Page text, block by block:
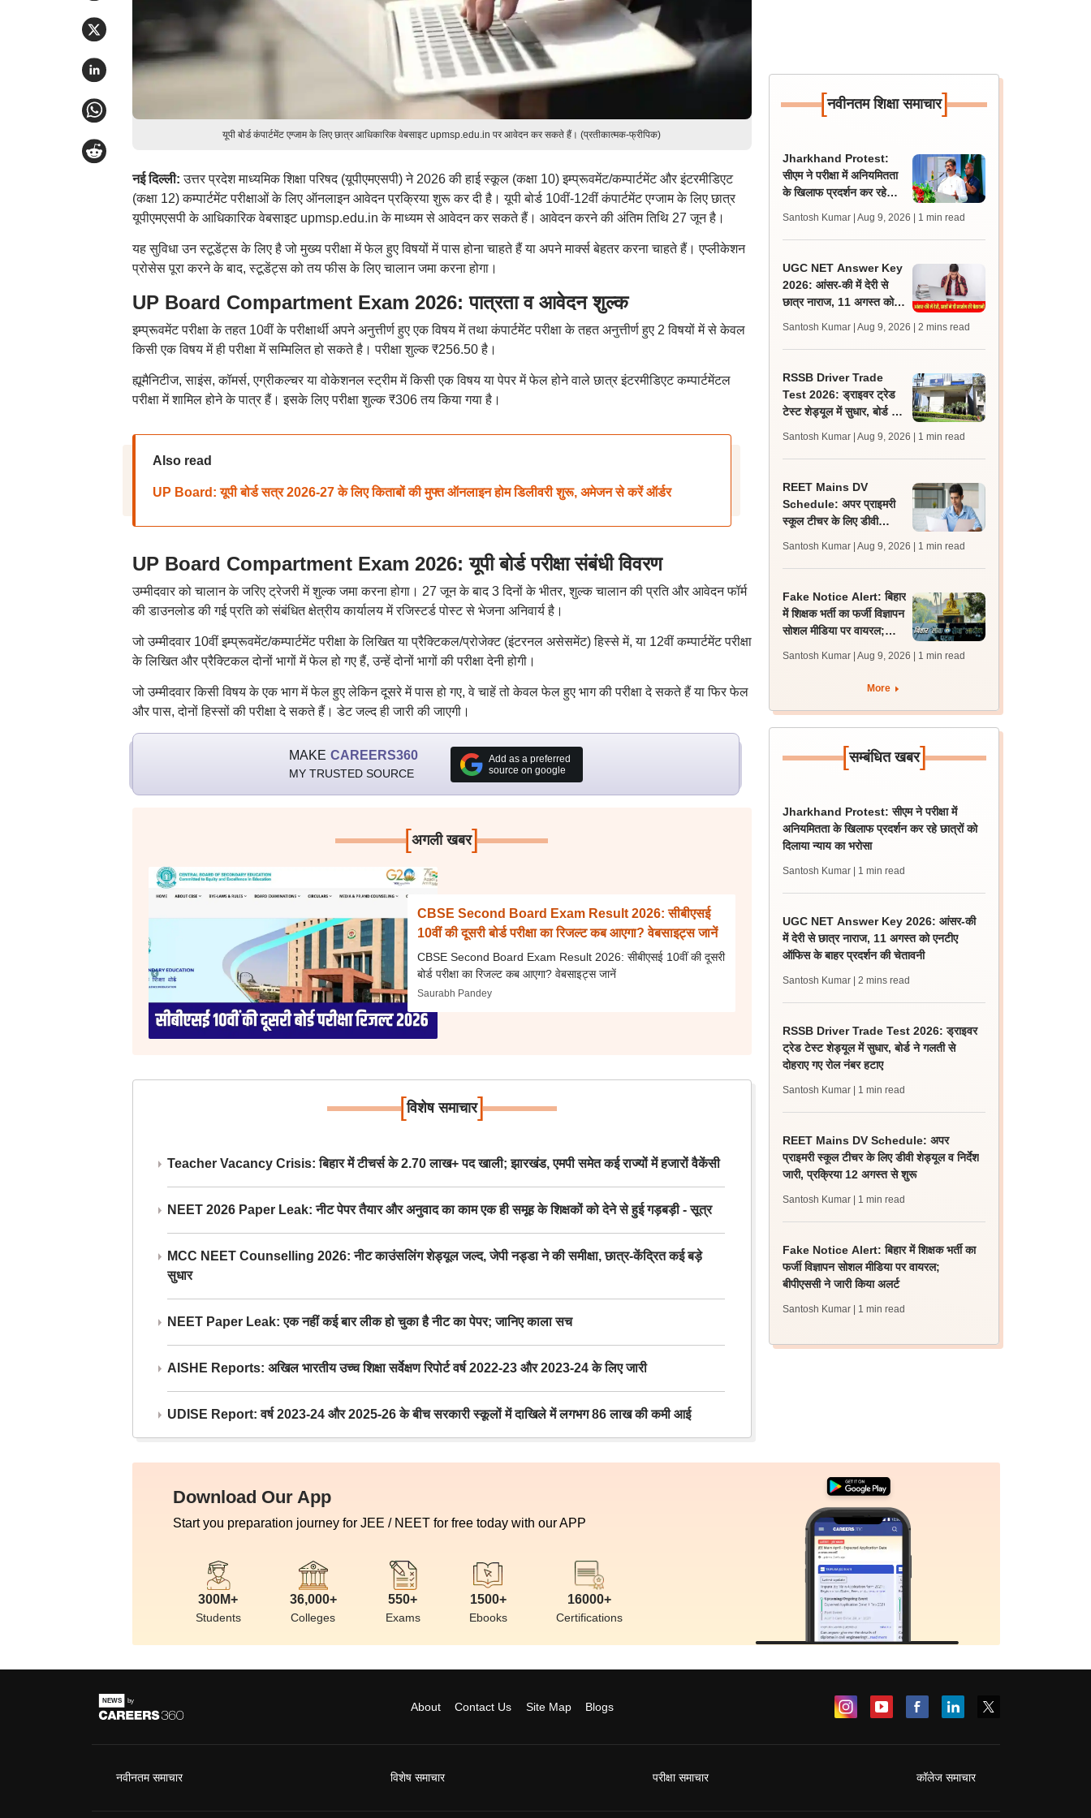
यूपी बोर्ड कंपार्टमेंट एग्जाम के लिए छात्र आधिकारिक वेबसाइट upmsp.edu.in पर आवेदन कर सकते हैं। (प्रतीकात्मक-फ्रीपिक)
नई दिल्ली: उत्तर प्रदेश माध्यमिक शिक्षा परिषद (यूपीएमएसपी) ने 2026 की हाई स्कूल (कक्षा 10) इम्प्रूवमेंट/कम्पार्टमेंट और इंटरमीडिएट
(कक्षा 12) कम्पार्टमेंट परीक्षाओं के लिए ऑनलाइन आवेदन प्रक्रिया शुरू कर दी है। यूपी बोर्ड 10वीं-12वीं कंपार्टमेंट एग्जाम के लिए छात्र
यूपीएमएसपी के आधिकारिक वेबसाइट upmsp.edu.in के माध्यम से आवेदन कर सकते हैं। आवेदन करने की अंतिम तिथि 27 जून है।
यह सुविधा उन स्टूडेंट्स के लिए है जो मुख्य परीक्षा में फेल हुए विषयों में पास होना चाहते हैं या अपने मार्क्स बेहतर करना चाहते हैं। एप्लीकेशन
प्रोसेस पूरा करने के बाद, स्टूडेंट्स को तय फीस के लिए चालान जमा करना होगा।
UP Board Compartment Exam 2026: पात्रता व आवेदन शुल्क
इम्प्रूवमेंट परीक्षा के तहत 10वीं के परीक्षार्थी अपने अनुत्तीर्ण हुए एक विषय में तथा कंपार्टमेंट परीक्षा के तहत अनुत्तीर्ण हुए 2 विषयों में से केवल
किसी एक विषय में ही परीक्षा में सम्मिलित हो सकते है। परीक्षा शुल्क ₹256.50 है।
ह्यूमैनिटीज, साइंस, कॉमर्स, एग्रीकल्चर या वोकेशनल स्ट्रीम में किसी एक विषय या पेपर में फेल होने वाले छात्र इंटरमीडिएट कम्पार्टमेंटल
परीक्षा में शामिल होने के पात्र हैं। इसके लिए परीक्षा शुल्क ₹306 तय किया गया है।
Also read
UP Board: यूपी बोर्ड सत्र 2026-27 के लिए किताबों की मुफ्त ऑनलाइन होम डिलीवरी शुरू, अमेजन से करें ऑर्डर
UP Board Compartment Exam 2026: यूपी बोर्ड परीक्षा संबंधी विवरण
उम्मीदवार को चालान के जरिए ट्रेजरी में शुल्क जमा करना होगा। 27 जून के बाद 3 दिनों के भीतर, शुल्क चालान की प्रति और आवेदन फॉर्म
की डाउनलोड की गई प्रति को संबंधित क्षेत्रीय कार्यालय में रजिस्टर्ड पोस्ट से भेजना अनिवार्य है।
जो उम्मीदवार 10वीं इम्प्रूवमेंट/कम्पार्टमेंट परीक्षा के लिखित या प्रैक्टिकल/प्रोजेक्ट (इंटरनल असेसमेंट) हिस्से में, या 12वीं कम्पार्टमेंट परीक्षा
के लिखित और प्रैक्टिकल दोनों भागों में फेल हो गए हैं, उन्हें दोनों भागों की परीक्षा देनी होगी।
जो उम्मीदवार किसी विषय के एक भाग में फेल हुए लेकिन दूसरे में पास हो गए, वे चाहें तो केवल फेल हुए भाग की परीक्षा दे सकते हैं या फिर फेल
और पास, दोनों हिस्सों की परीक्षा दे सकते हैं। डेट जल्द ही जारी की जाएगी।
MAKE CAREERS360
MY TRUSTED SOURCE
Add as a preferred
source on google
[अगली खबर]
CBSE Second Board Exam Result 2026: सीबीएसई
10वीं की दूसरी बोर्ड परीक्षा का रिजल्ट कब आएगा? वेबसाइट्स जानें
CBSE Second Board Exam Result 2026: सीबीएसई 10वीं की दूसरी
बोर्ड परीक्षा का रिजल्ट कब आएगा? वेबसाइट्स जानें
Saurabh Pandey
[विशेष समाचार]
Teacher Vacancy Crisis: बिहार में टीचर्स के 2.70 लाख+ पद खाली; झारखंड, एमपी समेत कई राज्यों में हजारों वैकेंसी
NEET 2026 Paper Leak: नीट पेपर तैयार और अनुवाद का काम एक ही समूह के शिक्षकों को देने से हुई गड़बड़ी - सूत्र
MCC NEET Counselling 2026: नीट काउंसलिंग शेड्यूल जल्द, जेपी नड्डा ने की समीक्षा, छात्र-केंद्रित कई बड़े
सुधार
NEET Paper Leak: एक नहीं कई बार लीक हो चुका है नीट का पेपर; जानिए काला सच
AISHE Reports: अखिल भारतीय उच्च शिक्षा सर्वेक्षण रिपोर्ट वर्ष 2022-23 और 2023-24 के लिए जारी
UDISE Report: वर्ष 2023-24 और 2025-26 के बीच सरकारी स्कूलों में दाखिले में लगभग 86 लाख की कमी आई
[नवीनतम शिक्षा समाचार]
Jharkhand Protest:
सीएम ने परीक्षा में अनियमितता
के खिलाफ प्रदर्शन कर रहे
Santosh Kumar | Aug 9, 2026 | 1 min read
UGC NET Answer Key
2026: आंसर-की में देरी से
छात्र नाराज, 11 अगस्त को
Santosh Kumar | Aug 9, 2026 | 2 mins read
RSSB Driver Trade
Test 2026: ड्राइवर ट्रेड
टेस्ट शेड्यूल में सुधार, बोर्ड ने
Santosh Kumar | Aug 9, 2026 | 1 min read
REET Mains DV
Schedule: अपर प्राइमरी
स्कूल टीचर के लिए डीवी
प्रक्रिया 12 अगस्त से शुरू
Santosh Kumar | Aug 9, 2026 | 1 min read
Fake Notice Alert: बिहार
में शिक्षक भर्ती का फर्जी विज्ञापन
सोशल मीडिया पर वायरल;
Santosh Kumar | Aug 9, 2026 | 1 min read
More
[सम्बंधित खबर]
Jharkhand Protest: सीएम ने परीक्षा में
अनियमितता के खिलाफ प्रदर्शन कर रहे छात्रों को
दिलाया न्याय का भरोसा
Santosh Kumar | 1 min read
UGC NET Answer Key 2026: आंसर-की
में देरी से छात्र नाराज, 11 अगस्त को एनटीए
ऑफिस के बाहर प्रदर्शन की चेतावनी
Santosh Kumar | 2 mins read
RSSB Driver Trade Test 2026: ड्राइवर
ट्रेड टेस्ट शेड्यूल में सुधार, बोर्ड ने गलती से
दोहराए गए रोल नंबर हटाए
Santosh Kumar | 1 min read
REET Mains DV Schedule: अपर
प्राइमरी स्कूल टीचर के लिए डीवी शेड्यूल व निर्देश
जारी, प्रक्रिया 12 अगस्त से शुरू
Santosh Kumar | 1 min read
Fake Notice Alert: बिहार में शिक्षक भर्ती का
फर्जी विज्ञापन सोशल मीडिया पर वायरल;
बीपीएससी ने जारी किया अलर्ट
Santosh Kumar | 1 min read
Download Our App
Start you preparation journey for JEE / NEET for free today with our APP
300M+
Students
36,000+
Colleges
550+
Exams
1500+
Ebooks
16000+
Certifications
About Contact Us Site Map Blogs
नवीनतम समाचार विशेष समाचार परीक्षा समाचार कॉलेज समाचार